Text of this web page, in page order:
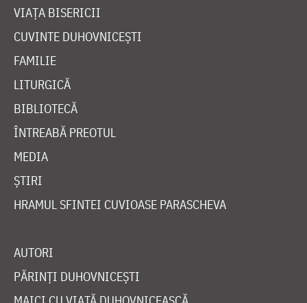
VIAȚA BISERICII
CUVINTE DUHOVNICEȘTI
FAMILIE
LITURGICĂ
BIBLIOTECĂ
ÎNTREABĂ PREOTUL
MEDIA
ȘTIRI
HRAMUL SFINTEI CUVIOASE PARASCHEVA
AUTORI
PĂRINȚI DUHOVNICEȘTI